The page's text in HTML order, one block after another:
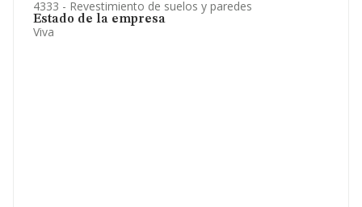
4333 - Revestimiento de suelos y paredes
Estado de la empresa
Viva